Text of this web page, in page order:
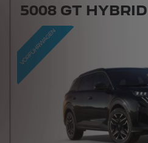
5008 GT